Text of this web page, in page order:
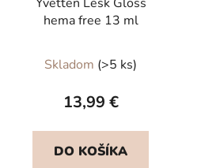
hema free 13 ml
hodnotenie
produktu
5,0
z
Skladom (>5 ks)
13,99 €
DO KOŠÍKA